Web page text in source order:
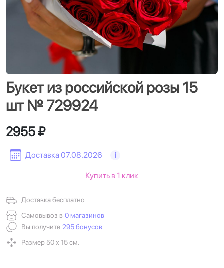
Букет из российской розы 15
шт № 729924
Доставка 07.08.2026 i
2955 ₽
Доставка бесплатно
Самовывоз в 0 магазинов
Вы получите 295 бонусов
Размер 50 х 15 см.
Купить в 1 клик